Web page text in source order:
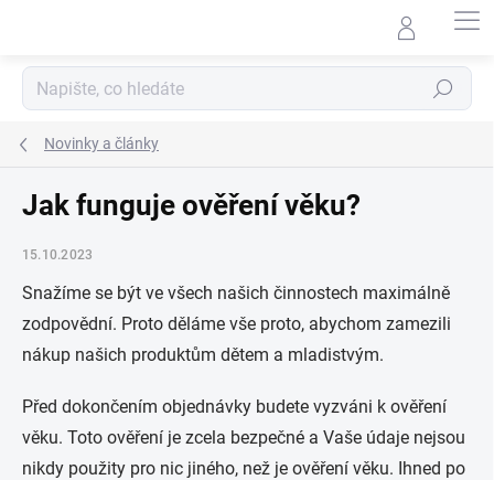
Hledat
Novinky a články
Jak funguje ověření věku?
15.10.2023
Snažíme se být ve všech našich činnostech maximálně
zodpovědní. Proto děláme vše proto, abychom zamezili
nákup našich produktům dětem a mladistvým.
Před dokončením objednávky budete vyzváni k ověření
věku. Toto ověření je zcela bezpečné a Vaše údaje nejsou
nikdy použity pro nic jiného, než je ověření věku. Ihned po